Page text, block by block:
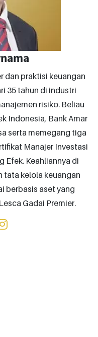
dan praktisi keuangan
35 tahun di industri
risiko. Beliau
Indonesia, Bank Amar
serta memegang tiga
Manajer Investasi
Efek. Keahliannya di
tata kelola keuangan
berbasis aset yang
Gadai Premier.